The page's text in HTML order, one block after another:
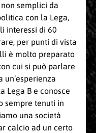
semplici da
con la Lega,
interessi di 60
per punti di vista
è molto preparato
cui si può parlare
un’esperienza
Lega B e conosce
sempre tenuti in
una società
calcio ad un certo